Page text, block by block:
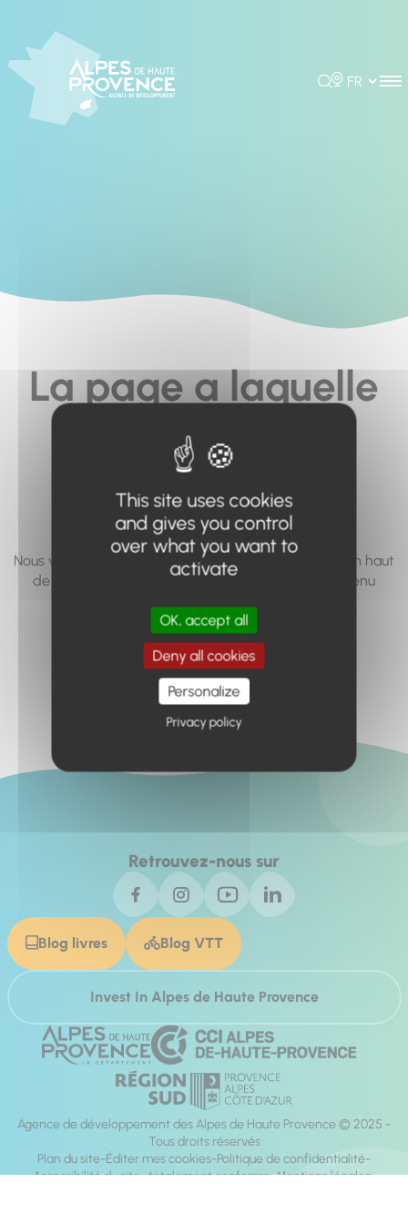
Rechercher
Choisir la
La page a laquelle
vous cherchez à
accéder n'existe
pas... ou plus.
Nous vous invitons à utiliser le moteur de recherche en haut
de page, ou à utiliser le menu pour trouver le contenu
Retour à l'accueil
Retrouvez-nous sur
Blog livres Blog VTT
Invest In Alpes de Haute Provence
Agence de développement des Alpes de Haute Provence © 2025 -
Tous droits réservés
Plan du site Éditer mes cookies Politique de confidentialité
Accessibilité du site : totalement conforme Mentions légales
This site uses cookies
and gives you control
over what you want to
activate
OK, accept all
Deny all cookies
Personalize
Privacy policy